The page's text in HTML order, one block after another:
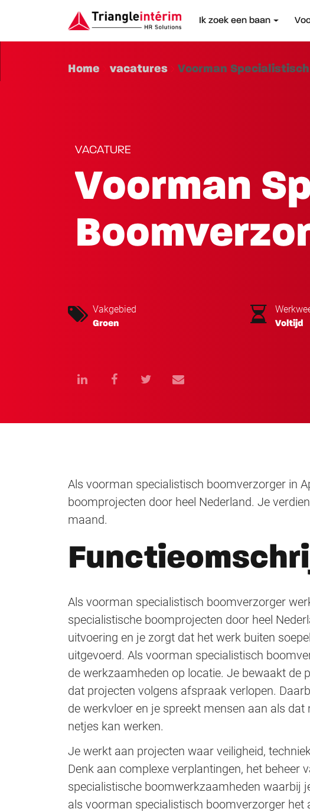
Ik zoek een baan
Home vacatures Voorman
VACATURE
Voorman
Vakgebied
Groen Voltijd
Als voorman specialistisch boomverzorger in
boomprojecten door heel Nederland. Je
maand.
Als voorman specialistisch boomverzorger
specialistische boomprojecten door heel
uitvoering en je zorgt dat het werk buiten
uitgevoerd. Als voorman specialistisch
de werkzaamheden op locatie. Je bewaakt de
dat projecten volgens afspraak verlopen.
de werkvloer en je spreekt mensen aan als dat
netjes kan werken.
Je werkt aan projecten waar veiligheid,
Denk aan complexe verplantingen, het beheer
specialistische boomwerkzaamheden waarbij
als voorman specialistisch boomverzorger het